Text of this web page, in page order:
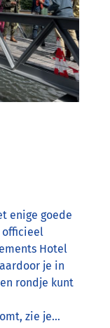
enige goede
officieel
Hotel
je in
rondje kunt
zie je…